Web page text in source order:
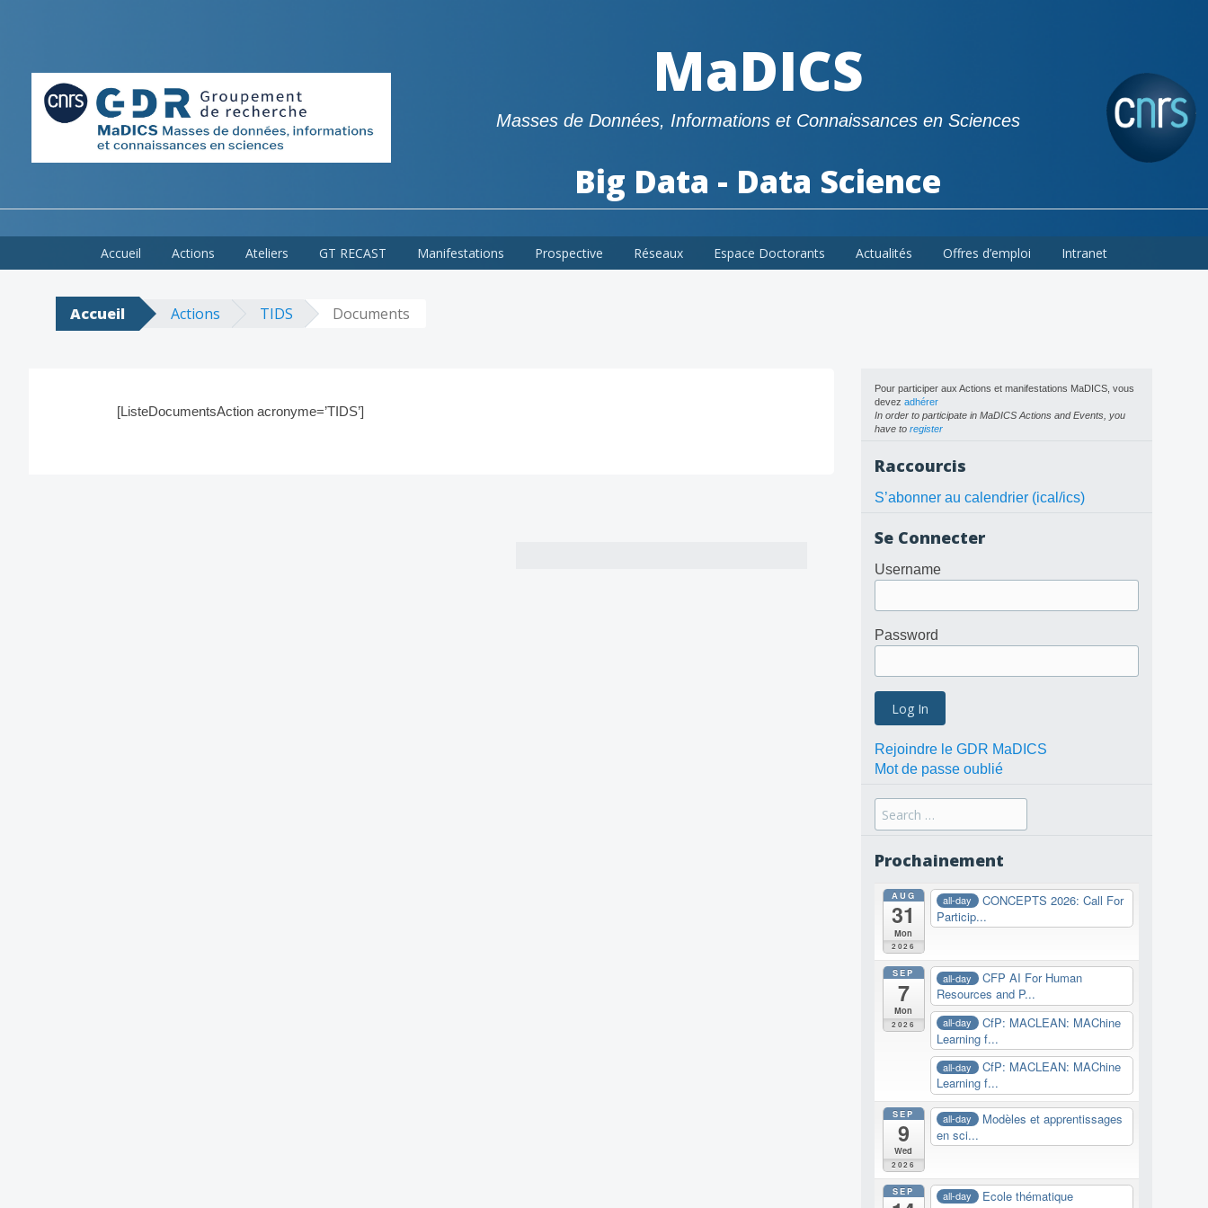
MaDICS
Masses de Données, Informations et Connaissances en Sciences
Big Data - Data Science
to
Accueil Actions Ateliers GT RECAST Manifestations Prospective Réseaux Espace Doctorants Actualités Offres d’emploi Intranet
Accueil Actions TIDS Documents
[ListeDocumentsAction acronyme=’TIDS’]
Pour participer aux Actions et manifestations MaDICS, vous
devez adhérer
In order to participate in MaDICS Actions and Events, you
have to register
Raccourcis
S’abonner au calendrier (ical/ics)
Se Connecter
Username
Password
Rejoindre le GDR MaDICS
Mot de passe oublié
Search
for:
Prochainement
AUG
31
Mon
2026
all-day
CONCEPTS 2026: Call For
Particip...
SEP
7
Mon
2026
all-day
CFP AI For Human
Resources and P...
all-day
CfP: MACLEAN: MAChine
Learning f...
all-day
CfP: MACLEAN: MAChine
Learning f...
SEP
9
Wed
2026
all-day
Modèles et apprentissages
en sci...
SEP all-day
Ecole thématique